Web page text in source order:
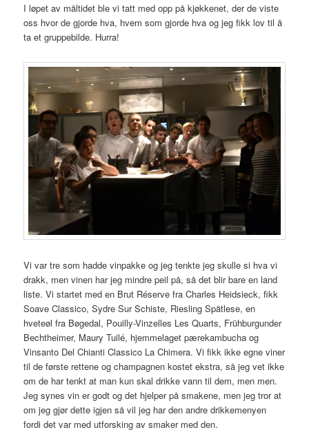
I løpet av måltidet ble vi tatt med opp på kjøkkenet, der de viste
oss hvor de gjorde hva, hvem som gjorde hva og jeg fikk lov til å
ta et gruppebilde. Hurra!
Vi var tre som hadde vinpakke og jeg tenkte jeg skulle si hva vi
drakk, men vinen har jeg mindre peil på, så det blir bare en land
liste. Vi startet med en Brut Réserve fra Charles Heidsieck, fikk
Soave Classico, Sydre Sur Schiste, Riesling Spätlese, en
hveteøl fra Bøgedal, Pouilly-Vinzelles Les Quarts, Frühburgunder
Bechtheimer, Maury Tuilé, hjemmelaget pærekambucha og
Vinsanto Del Chianti Classico La Chimera. Vi fikk ikke egne viner
til de første rettene og champagnen kostet ekstra, så jeg vet ikke
om de har tenkt at man kun skal drikke vann til dem, men men.
Jeg synes vin er godt og det hjelper på smakene, men jeg tror at
om jeg gjør dette igjen så vil jeg har den andre drikkemenyen
fordi det var med utforsking av smaker med den.